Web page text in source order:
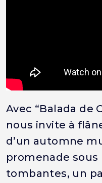
Avec “Balada de
nous invite à
d’un automne
promenade sous
tombantes, un